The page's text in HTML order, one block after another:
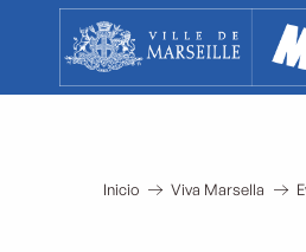
contenu
principal
Inicio Viva Marsella